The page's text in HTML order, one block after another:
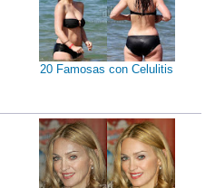
20 Famosas con Celulitis